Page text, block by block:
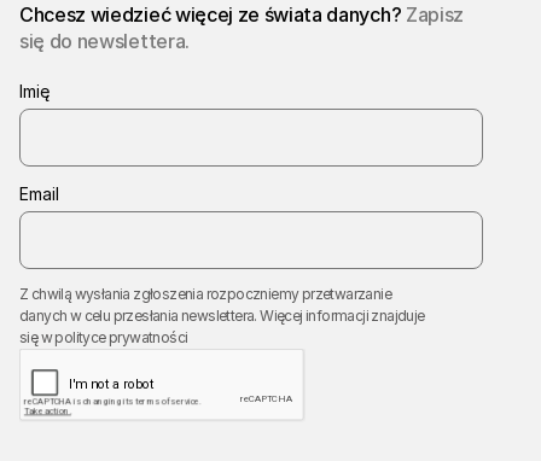
Chcesz wiedzieć więcej ze świata danych? Zapisz
się do newslettera.
Imię
Email
Z chwilą wysłania zgłoszenia rozpoczniemy przetwarzanie
danych w celu przesłania newslettera. Więcej informacji znajduje
się wpolityce prywatności